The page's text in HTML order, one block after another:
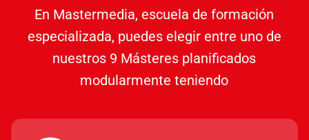
En Mastermedia, escuela de formación
especializada, puedes elegir entre uno de
nuestros 9 Másteres planificados
modularmente teniendo